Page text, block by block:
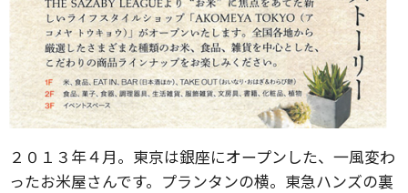
２０１３年４月。東京は銀座にオープンした、一風変わ
ったお米屋さんです。プランタンの横。東急ハンズの裏